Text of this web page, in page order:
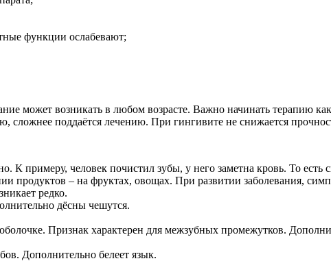
функции ослабевают;
может возникать в любом возрасте. Важно начинать терапию
сложнее поддаётся лечению. При гингивите не снижается
К примеру, человек почистил зубы, у него заметна кровь. То есть
продуктов – на фруктах, овощах. При развитии заболевания,
редко.
дёсны чешутся.
Признак характерен для межзубных промежутков.
Дополнительно белеет язык.